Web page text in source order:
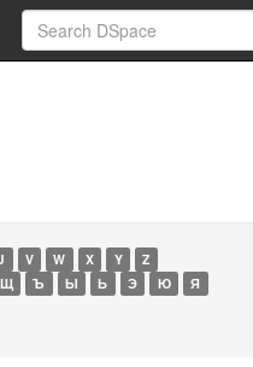
V W X Y
Z
Щ
Ъ Ы Ь Э Ю Я